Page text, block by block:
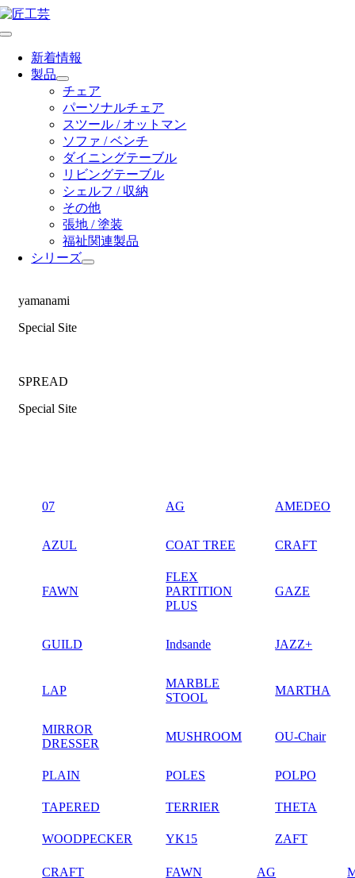
Skip
content
Toggle
Navigation新着情報
製品
チェア
パーソナルチェア
スツール / オットマン
ソファ / ベンチ
ダイニングテーブル
リビングテーブル
シェルフ / 収納
その他
張地 / 塗装
福祉関連製品
シリーズ
yamanami
Special Site
SPREAD
Special Site
07 AG AMEDEO
AZUL COAT TREE CRAFT
FAWN
FLEX
PARTITION
PLUS
GAZE
GUILD Indsande JAZZ+
LAP
MARBLE
STOOL
MARTHA
MIRROR
DRESSER
MUSHROOM OU-Chair
PLAIN POLES POLPO
TAPERED TERRIER THETA
WOODPECKER YK15 ZAFT
CRAFT FAWN AG